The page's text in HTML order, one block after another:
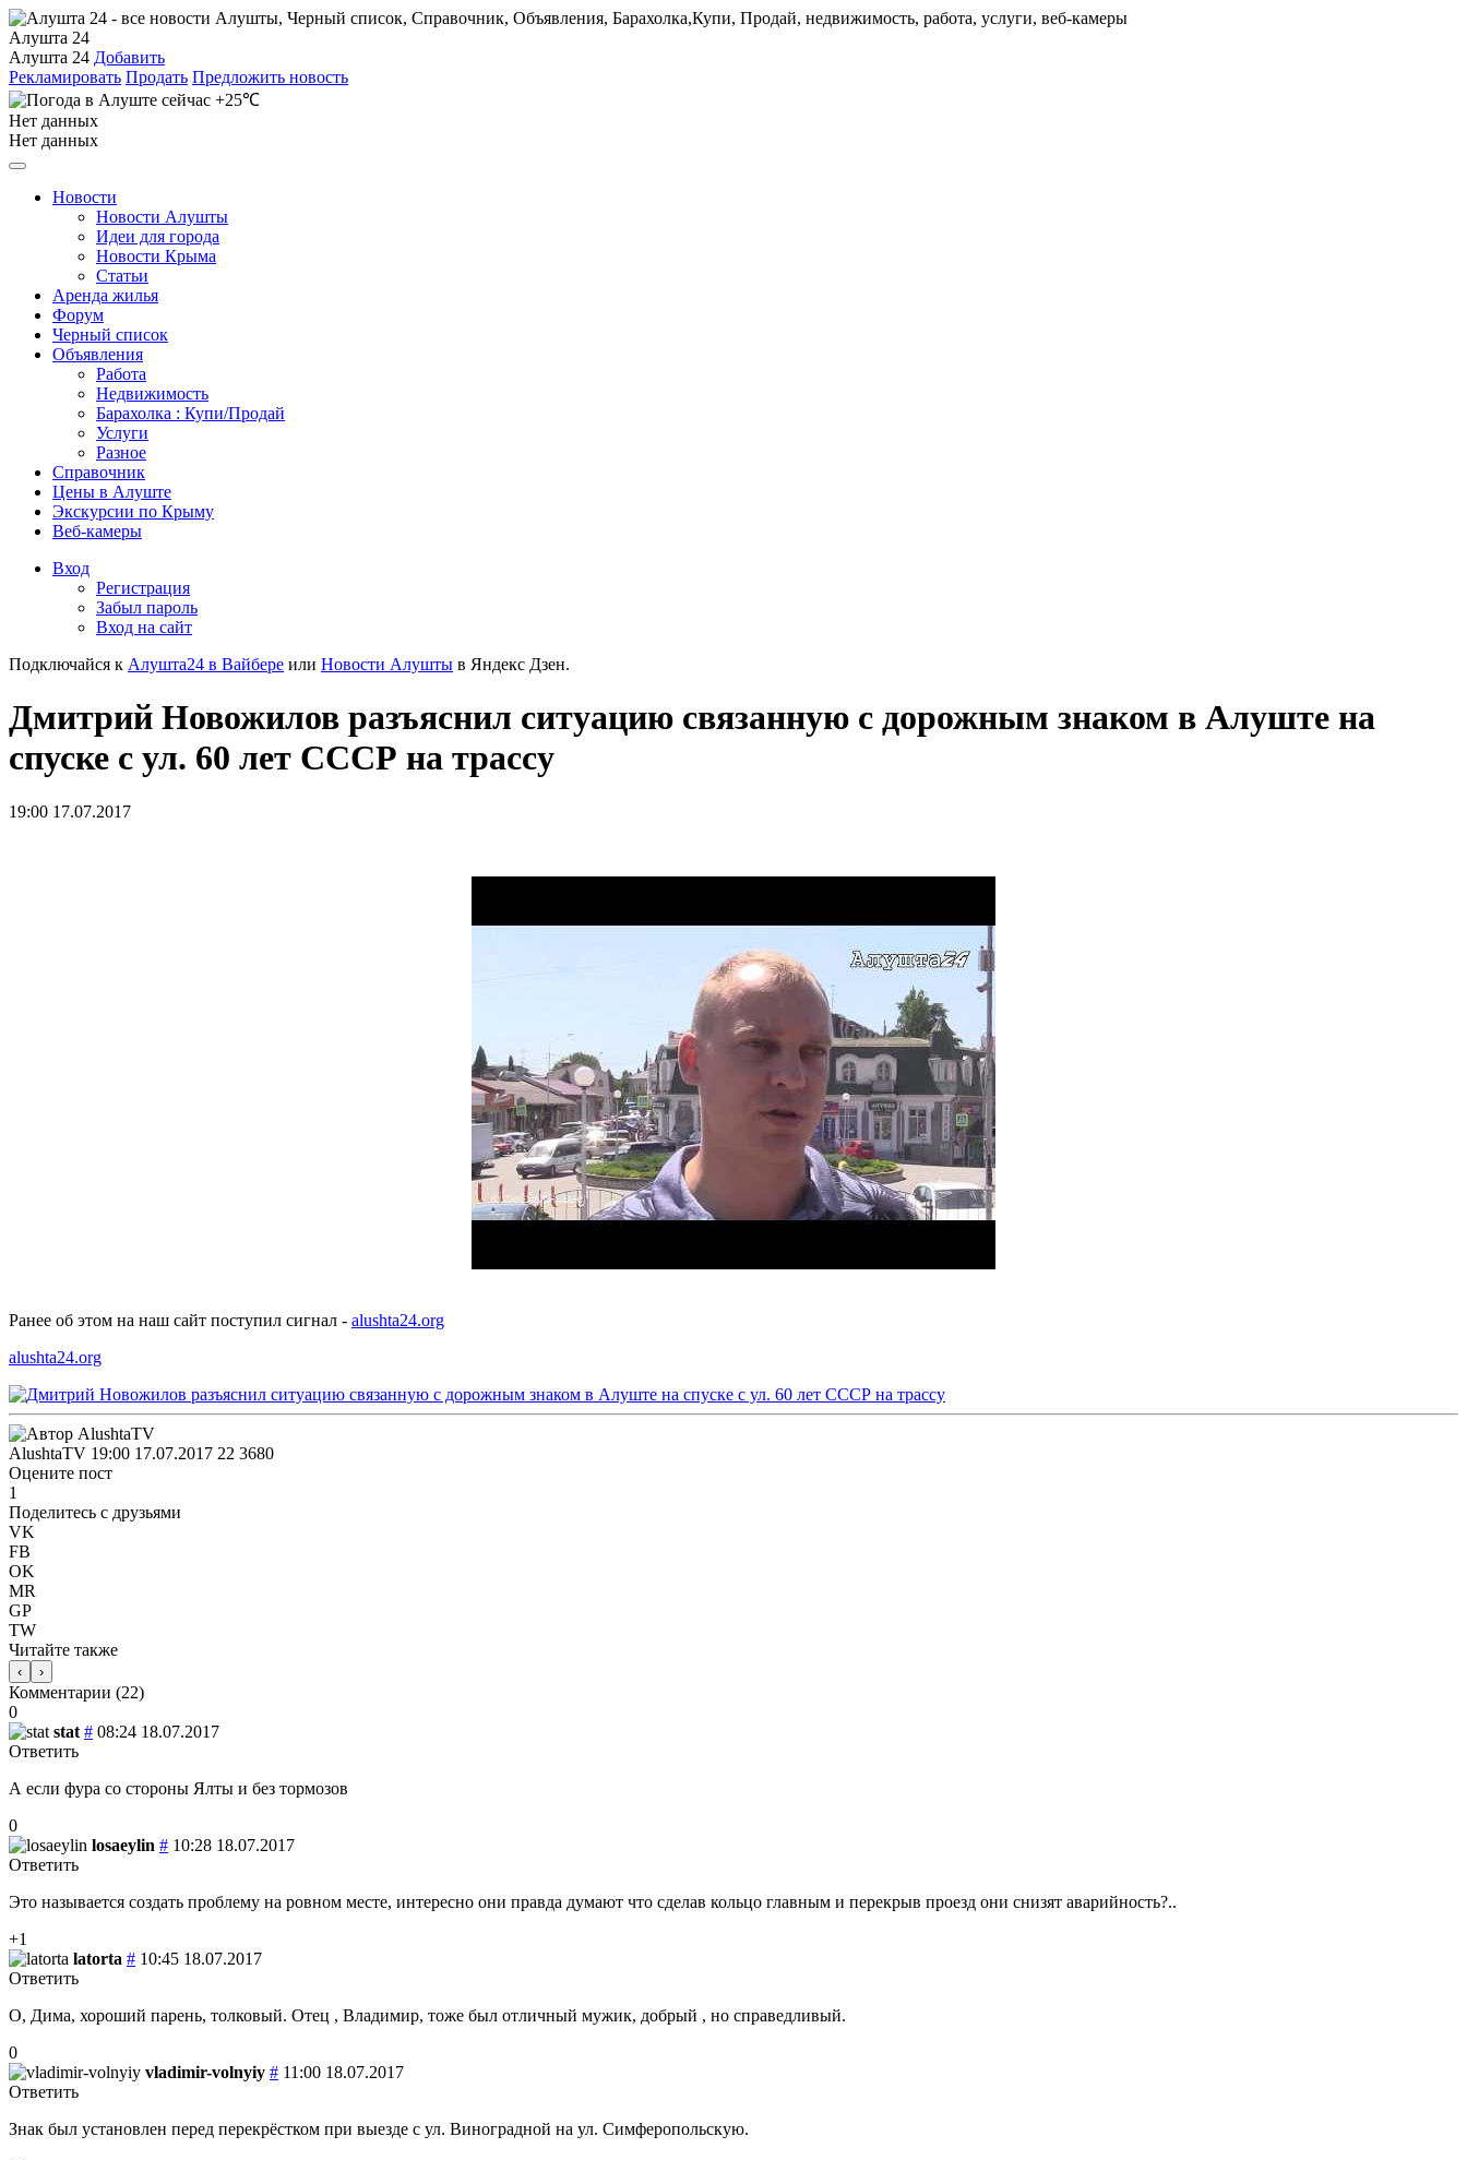
Алушта 24
Алушта 24 Добавить
Рекламировать Продать Предложить новость
+25℃
Нет данных
Нет данных
Новости
Новости Алушты
Идеи для города
Новости Крыма
Статьи
Аренда жилья
Форум
Черный список
Объявления
Работа
Недвижимость
Барахолка : Купи/Продай
Услуги
Разное
Справочник
Цены в Алуште
Экскурсии по Крыму
Веб-камеры
Вход
Регистрация
Забыл пароль
Вход на сайт
Подключайся к Алушта24 в Вайбере или Новости Алушты в Яндекс Дзен.
Дмитрий Новожилов разъяснил ситуацию связанную с дорожным знаком в Алуште на
спуске с ул. 60 лет СССР на трассу
19:00 17.07.2017
Ранее об этом на наш сайт поступил сигнал - alushta24.org
alushta24.org
AlushtaTV 19:00 17.07.2017 22 3680
Оцените пост
1
Поделитесь с друзьями
VK
FB
OK
MR
GP
TW
Читайте также
‹ ›
Комментарии (22)
0
stat # 08:24 18.07.2017
Ответить
А если фура со стороны Ялты и без тормозов
0
losaeylin # 10:28 18.07.2017
Ответить
Это называется создать проблему на ровном месте, интересно они правда думают что сделав кольцо главным и перекрыв проезд они снизят аварийность?..
+1
latorta # 10:45 18.07.2017
Ответить
О, Дима, хороший парень, толковый. Отец , Владимир, тоже был отличный мужик, добрый , но справедливый.
0
vladimir-volnyiy # 11:00 18.07.2017
Ответить
Знак был установлен перед перекрёстком при выезде с ул. Виноградной на ул. Симферопольскую.